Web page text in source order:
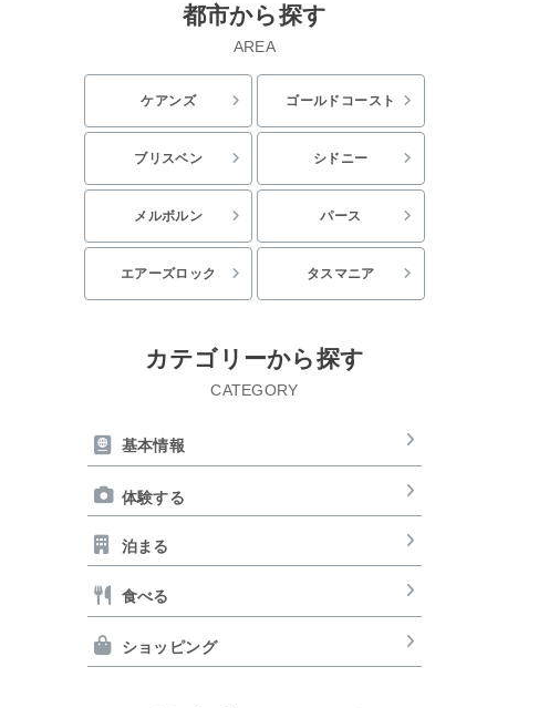
都市から探す
AREA
ケアンズ ゴールドコースト
ブリスベン シドニー
メルボルン パース
エアーズロック タスマニア
カテゴリーから探す
CATEGORY
基本情報
体験する
泊まる
食べる
ショッピング